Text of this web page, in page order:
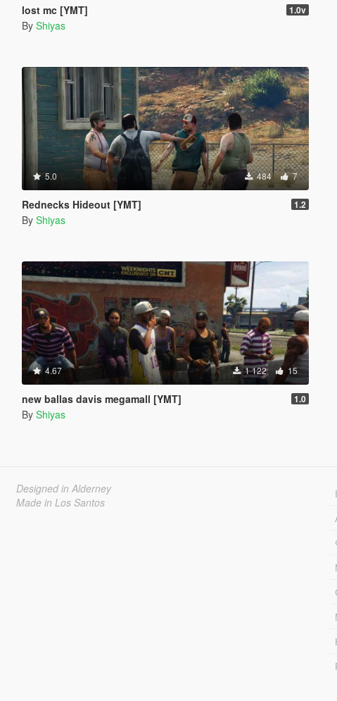
lost mc [YMT] 1.0v
By Shiyas
5.0 484 7
Rednecks Hideout [YMT] 1.2
By Shiyas
4.67 1 122 15
new ballas davis megamall [YMT] 1.0
By Shiyas
Designed in Alderney
Made in Los Santos